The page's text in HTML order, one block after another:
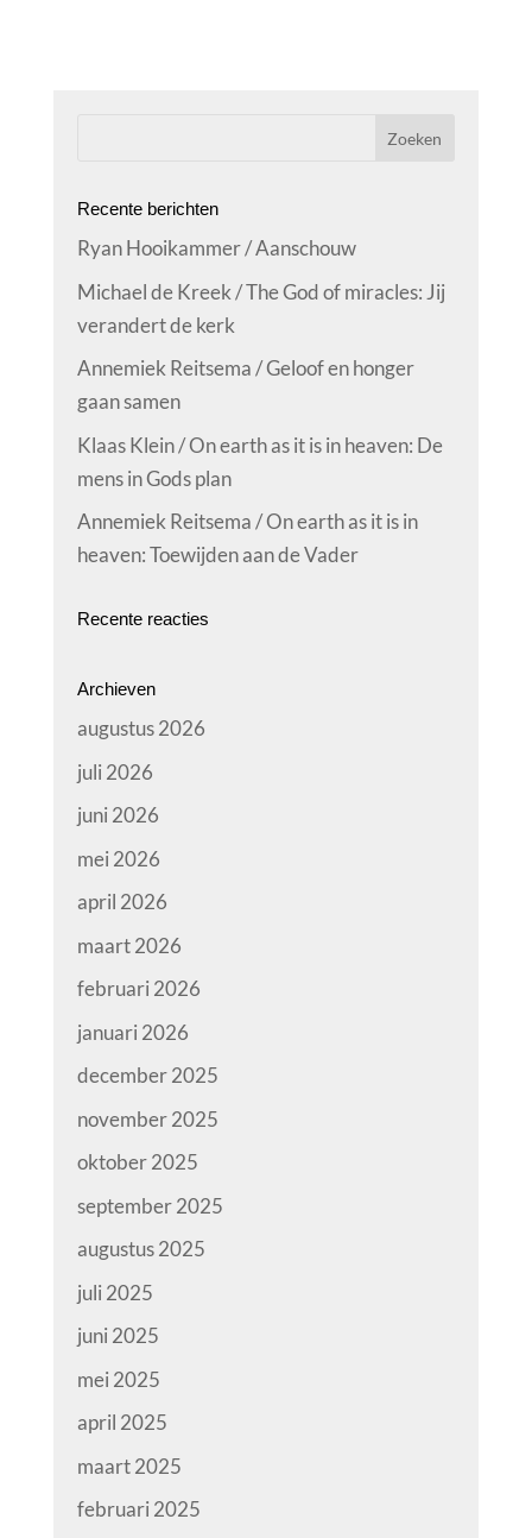
Recente berichten
Ryan Hooikammer / Aanschouw
Michael de Kreek / The God of miracles: Jij
verandert de kerk
Annemiek Reitsema / Geloof en honger
gaan samen
Klaas Klein / On earth as it is in heaven: De
mens in Gods plan
Annemiek Reitsema / On earth as it is in
heaven: Toewijden aan de Vader
Recente reacties
Archieven
augustus 2026
juli 2026
juni 2026
mei 2026
april 2026
maart 2026
februari 2026
januari 2026
december 2025
november 2025
oktober 2025
september 2025
augustus 2025
juli 2025
juni 2025
mei 2025
april 2025
maart 2025
februari 2025